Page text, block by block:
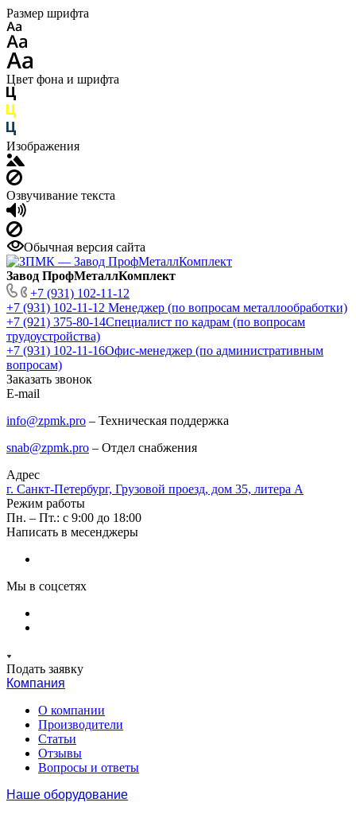
Размер шрифта
Цвет фона и шрифта
Изображения
Озвучивание текста
Обычная версия сайта
Завод ПрофМеталлКомплект
+7 (931) 102-11-12
+7 (931) 102-11-12 Менеджер (по вопросам металлообработки)
+7 (921) 375-80-14Специалист по кадрам (по вопросам
трудоустройства)
+7 (931) 102-11-16Офис-менеджер (по административным
вопросам)
Заказать звонок
E-mail
info@zpmk.pro – Техническая поддержка
snab@zpmk.pro – Отдел снабжения
Адрес
г. Санкт-Петербург, Грузовой проезд, дом 35, литера А
Режим работы
Пн. – Пт.: с 9:00 до 18:00
Написать в месенджеры
Мы в соцсетях
Подать заявку
Компания
О компании
Производители
Статьи
Отзывы
Вопросы и ответы
Наше оборудование